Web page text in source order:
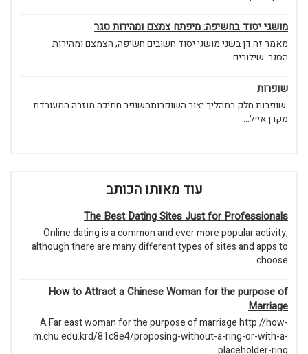
ומהירות סגר
חשיפה, הצמצם ומהירות
חתיכה מוזרה המעובדת
The Best Dating
Online dating is a common
although there are many
How to Attract a
A Far east woman for the
m.chu.edu.krd/81c8e4/